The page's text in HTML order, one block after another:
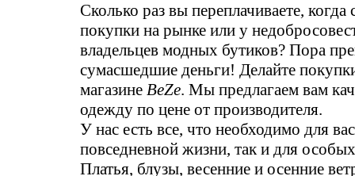
Сколько раз вы переплачиваете, когда
покупки на рынке или у
владельцев модных бутиков? Пора
сумасшедшие деньги! Делайте
магазине BeZe. Мы предлагаем вам
одежду по цене от производителя.
У нас есть все, что необходимо для
повседневной жизни, так и для
Платья, блузы, весенние и осенние